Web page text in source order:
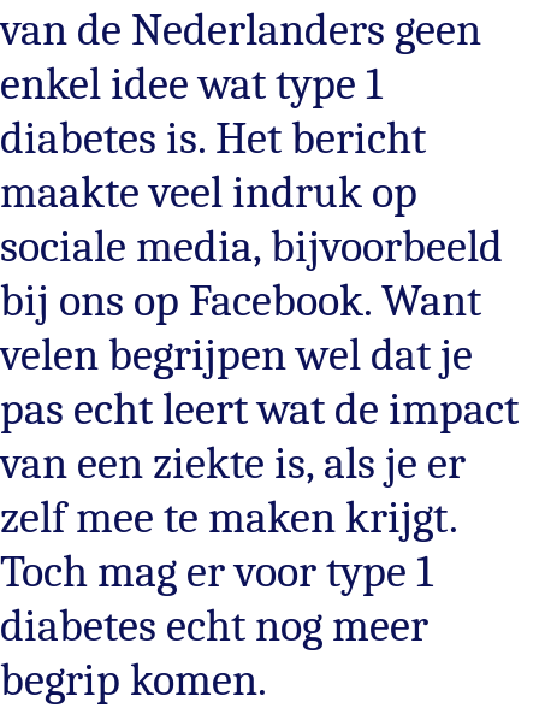
van de Nederlanders geen
enkel idee wat type 1
diabetes is. Het bericht
maakte veel indruk op
sociale media, bijvoorbeeld
bij ons op Facebook. Want
velen begrijpen wel dat je
pas echt leert wat de impact
van een ziekte is, als je er
zelf mee te maken krijgt.
Toch mag er voor type 1
diabetes echt nog meer
begrip komen.